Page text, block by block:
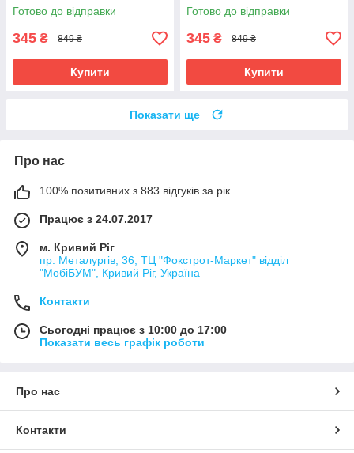
Готово до відправки
345 ₴ 849 ₴
Купити
Готово до відправки
345 ₴ 849 ₴
Купити
Показати ще
Про нас
100% позитивних з 883 відгуків за рік
Працює з 24.07.2017
м. Кривий Ріг
пр. Металургів, 36, ТЦ "Фокстрот-Маркет" відділ
"МобіБУМ", Кривий Ріг, Україна
Контакти
Сьогодні працює з 10:00 до 17:00
Показати весь графік роботи
Про нас
Контакти